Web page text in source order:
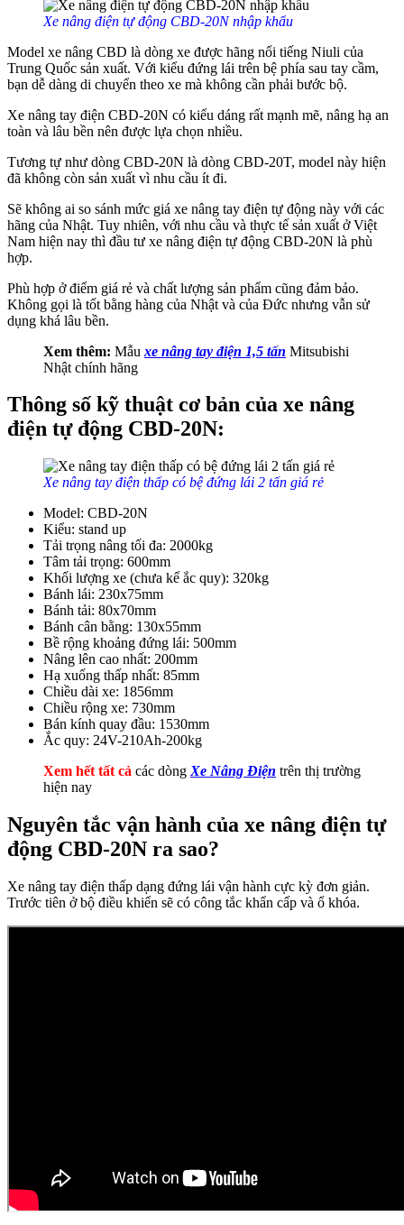
Xe nâng điện tự động CBD-20N nhập khẩu
Model xe nâng CBD là dòng xe được hãng nổi tiếng Niuli của
Trung Quốc sản xuất. Với kiểu đứng lái trên bệ phía sau tay cầm,
bạn dễ dàng di chuyển theo xe mà không cần phải bước bộ.
Xe nâng tay điện CBD-20N có kiểu dáng rất mạnh mẽ, nâng hạ an
toàn và lâu bền nên được lựa chọn nhiều.
Tương tự như dòng CBD-20N là dòng CBD-20T, model này hiện
đã không còn sản xuất vì nhu cầu ít đi.
Sẽ không ai so sánh mức giá xe nâng tay điện tự động này với các
hãng của Nhật. Tuy nhiên, với nhu cầu và thực tế sản xuất ở Việt
Nam hiện nay thì đầu tư xe nâng điện tự động CBD-20N là phù
hợp.
Phù hợp ở điểm giá rẻ và chất lượng sản phẩm cũng đảm bảo.
Không gọi là tốt bằng hàng của Nhật và của Đức nhưng vẫn sử
dụng khá lâu bền.
Xem thêm: Mẫu xe nâng tay điện 1,5 tấn Mitsubishi
Nhật chính hãng
Thông số kỹ thuật cơ bản của xe nâng
điện tự động CBD-20N:
Xe nâng tay điện thấp có bệ đứng lái 2 tấn giá rẻ
Model: CBD-20N
Kiểu: stand up
Tải trọng nâng tối đa: 2000kg
Tâm tải trọng: 600mm
Khối lượng xe (chưa kể ắc quy): 320kg
Bánh lái: 230x75mm
Bánh tải: 80x70mm
Bánh cân bằng: 130x55mm
Bề rộng khoảng đứng lái: 500mm
Nâng lên cao nhất: 200mm
Hạ xuống thấp nhất: 85mm
Chiều dài xe: 1856mm
Chiều rộng xe: 730mm
Bán kính quay đầu: 1530mm
Ắc quy: 24V-210Ah-200kg
Xem hết tất cả các dòng Xe Nâng Điện trên thị trường
hiện nay
Nguyên tắc vận hành của xe nâng điện tự
động CBD-20N ra sao?
Xe nâng tay điện thấp dạng đứng lái vận hành cực kỳ đơn giản.
Trước tiên ở bộ điều khiển sẽ có công tắc khẩn cấp và ổ khóa.